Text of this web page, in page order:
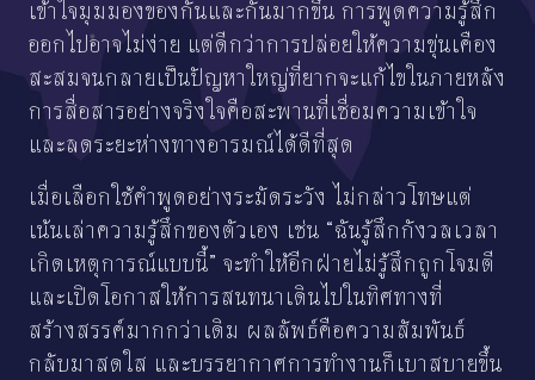
เข้าใจมุมมองของกันและกันมากขึ้น การพูดความรู้สึก
ออกไปอาจไม่ง่าย แต่ดีกว่าการปล่อยให้ความขุ่นเคือง
สะสมจนกลายเป็นปัญหาใหญ่ที่ยากจะแก้ไขในภายหลัง
การสื่อสารอย่างจริงใจคือสะพานที่เชื่อมความเข้าใจ
และลดระยะห่างทางอารมณ์ได้ดีที่สุด
เมื่อเลือกใช้คำพูดอย่างระมัดระวัง ไม่กล่าวโทษแต่
เน้นเล่าความรู้สึกของตัวเอง เช่น “ฉันรู้สึกกังวลเวลา
เกิดเหตุการณ์แบบนี้” จะทำให้อีกฝ่ายไม่รู้สึกถูกโจมตี
และเปิดโอกาสให้การสนทนาเดินไปในทิศทางที่
สร้างสรรค์มากกว่าเดิม ผลลัพธ์คือความสัมพันธ์
กลับมาสดใส และบรรยากาศการทำงานก็เบาสบายขึ้น